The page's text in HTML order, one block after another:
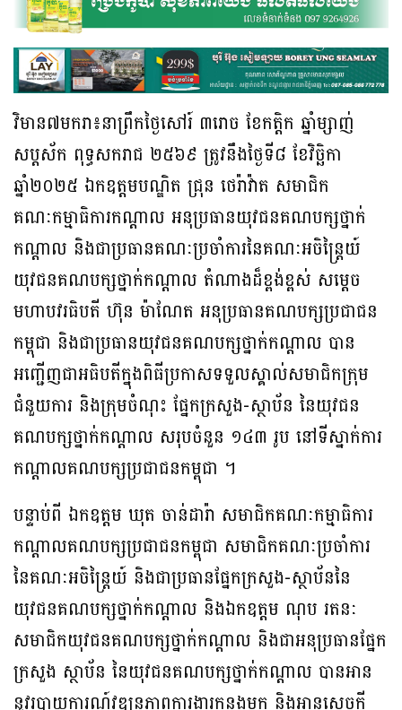
វិមាន៧មករា៖នាព្រឹកថ្ងៃសៅរ៍ ៣រោច ខែកត្តិក ឆ្នាំម្សាញ់
សប្តស័ក ពុទ្ធសករាជ ២៥៦៩ ត្រូវនឹងថ្ងៃទី៨ ខែវិច្ឆិកា
ឆ្នាំ២០២៥ ឯកឧត្តមបណ្ឌិត ជ្រុន ថេរ៉ាវ៉ាត សមាជិក
គណៈកម្មាធិការកណ្តាល អនុប្រធានយុវជនគណបក្សថ្នាក់
កណ្តាល និងជាប្រធានគណៈប្រចាំការនៃគណៈអចិន្ត្រៃយ៍
យុវជនគណបក្សថ្នាក់កណ្តាល តំណាងដ៏ខ្ពង់ខ្ពស់ សម្តេច
មហាបវរធិបតី ហ៊ុន ម៉ាណែត អនុប្រធានគណបក្សប្រជាជន
កម្ពុជា និងជាប្រធានយុវជនគណបក្សថ្នាក់កណ្តាល បាន
អញ្ជើញជាអធិបតីក្នុងពិធីប្រកាសទទួលស្គាល់សមាជិកក្រុម
ជំនួយការ និងក្រុមចំណុះ ផ្នែកក្រសួង-ស្ថាប័ន នៃយុវជន
គណបក្សថ្នាក់កណ្តាល សរុបចំនួន ១៤៣ រូប នៅទីស្នាក់ការ
កណ្តាលគណបក្សប្រជាជនកម្ពុជា ។
បន្ទាប់ពី ឯកឧត្តម ឃុត ចាន់ដារ៉ា សមាជិកគណៈកម្មាធិការ
កណ្តាលគណបក្សប្រជាជនកម្ពុជា សមាជិកគណៈប្រចាំការ
នៃគណៈអចិន្ត្រៃយ៍ និងជាប្រធានផ្នែកក្រសួង-ស្ថាប័ននៃ
យុវជនគណបក្សថ្នាក់កណ្តាល និងឯកឧត្តម ណុប រតនៈ
សមាជិកយុវជនគណបក្សថ្នាក់កណ្ដាល និងជាអនុប្រធានផ្នែក
ក្រសួង ស្ថាប័ន នៃយុវជនគណបក្សថ្នាក់កណ្ដាល បានអាន